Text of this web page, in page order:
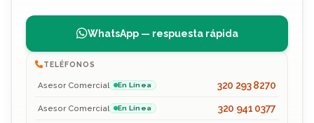
WhatsApp — respuesta rápida
TELÉFONOS
Asesor Comercial En Línea 320 293 8270
Asesor Comercial En Línea 320 941 0377